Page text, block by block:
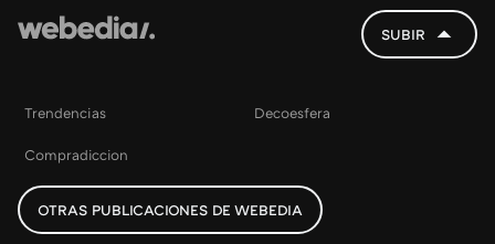
SUBIR
Trendencias Decoesfera
Compradiccion
OTRAS PUBLICACIONES DE WEBEDIA